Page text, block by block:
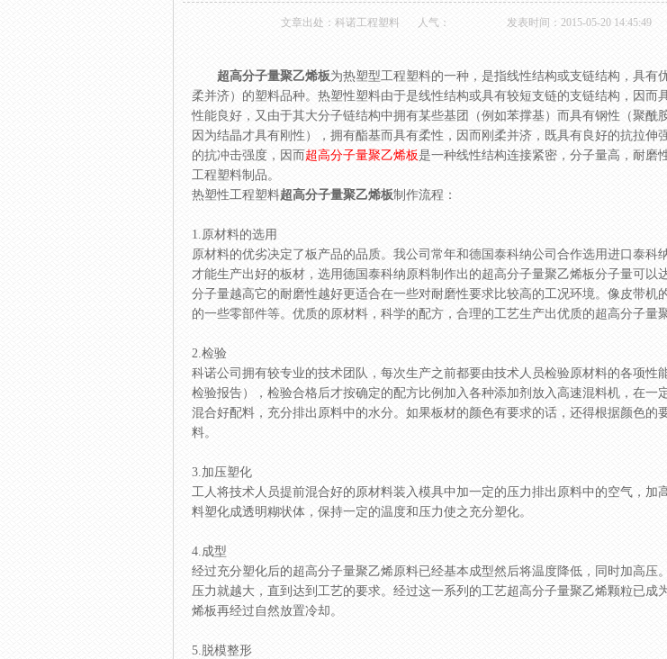
文章出处： 科诺工程塑料 人气： 发表时间：2015-05-20 14:45:49
超高分子量聚乙烯板为热塑型工程塑料的一种，是指线性结构或支链结构，具有
柔并济）的塑料品种。热塑性塑料由于是线性结构或具有较短支链的支链结构，因而
性能良好，又由于其大分子链结构中拥有某些基团（例如苯撑基）而具有钢性（聚酰
因为结晶才具有刚性），拥有酯基而具有柔性，因而刚柔并济，既具有良好的抗拉伸
的抗冲击强度，因而 超高分子量聚乙烯板是一种线性结构连接紧密，分子量高，耐磨
工程塑料制品。
热塑性工程塑料超高分子量聚乙烯板制作流程：
1.原材料的选用
原材料的优劣决定了板产品的品质。我公司常年和德国泰科纳公司合作选用进口泰科
才能生产出好的板材，选用德国泰科纳原料制作出的超高分子量聚乙烯板分子量可以
分子量越高它的耐磨性越好更适合在一些对耐磨性要求比较高的工况环境。像皮带机
的一些零部件等。优质的原材料，科学的配方，合理的工艺生产出优质的超高分子量
2.检验
科诺公司拥有较专业的技术团队，每次生产之前都要由技术人员检验原材料的各项性
检验报告），检验合格后才按确定的配方比例加入各种添加剂放入高速混料机，在一
混合好配料，充分排出原料中的水分。如果板材的颜色有要求的话，还得根据颜色的
料。
3.加压塑化
工人将技术人员提前混合好的原材料装入模具中加一定的压力排出原料中的空气，加
料塑化成透明糊状体，保持一定的温度和压力使之充分塑化。
4.成型
经过充分塑化后的超高分子量聚乙烯原料已经基本成型然后将温度降低，同时加高压
压力就越大，直到达到工艺的要求。经过这一系列的工艺超高分子量聚乙烯颗粒已成
烯板再经过自然放置冷却。
5.脱模整形